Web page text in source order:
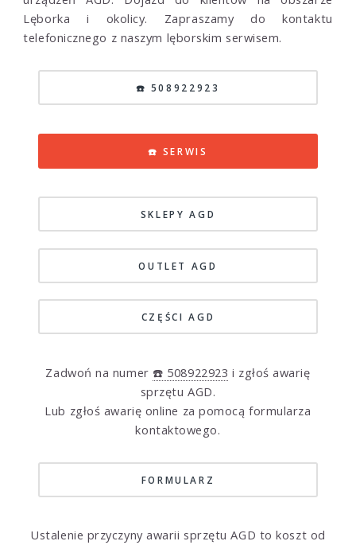
Lęborka i okolicy. Zapraszamy do kontaktu
telefonicznego z naszym lęborskim serwisem.
☎️ 508922923
☎️ SERWIS
SKLEPY AGD
OUTLET AGD
CZĘŚCI AGD
Zadwoń na numer ☎️ 508922923 i zgłoś awarię
sprzętu AGD.
Lub zgłoś awarię online za pomocą formularza
kontaktowego.
FORMULARZ
Ustalenie przyczyny awarii sprzętu AGD to koszt od